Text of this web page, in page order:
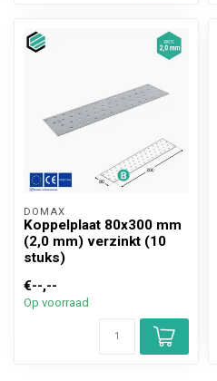
DOMAX
Koppelplaat 80x300 mm
(2,0 mm) verzinkt (10
stuks)
€--,--
Op voorraad